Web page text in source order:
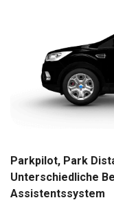
Parkpilot, Park
Unterschiedliche
Assistentssystem